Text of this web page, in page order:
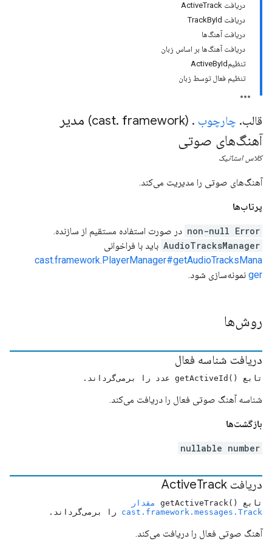
دریافت ActiveTrack
دریافت TrackById
دریافت آهنگ‌ها
دریافت آهنگ‌ها بر اساس زبان
تنظیمActiveById
تنظیم فعال توسط زبان
قالب. چارچوب .
(cast
. framework)
مدیر
آهنگ‌های صوتی
کلاس استاتیک
آهنگ‌های صوتی را مدیریت می‌کند.
پرتاب‌ها
non-null Error در صورت استفاده مستقیم از سازنده.
AudioTracksManager باید با فراخوانی
cast.framework.PlayerManager#getAudioTracksMana
ger نمونه‌سازی شود.
روش‌ها
دریافت شناسه فعال
تابع ()getActiveId عدد را برمی‌گرداند.
شناسه آهنگ صوتی فعال را دریافت می‌کند.
بازگشت‌ها
nullable number
دریافت Active Track
تابع ()getActiveTrack
مقدار
cast.framework.messages.Track را برمی‌گرداند.
آهنگ صوتی فعال را دریافت می‌کند.